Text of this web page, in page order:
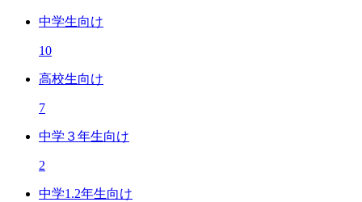
中学生向け
10
高校生向け
7
中学３年生向け
2
中学1.2年生向け